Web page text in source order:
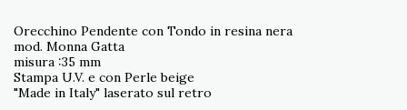
Orecchino Pendente con Tondo in resina nera
mod. Monna Gatta
misura :35 mm
Stampa U.V. e con Perle beige
"Made in Italy" laserato sul retro